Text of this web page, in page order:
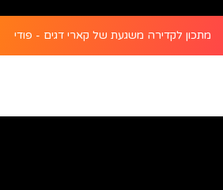
מתכון לקדירה משגעת של קארי דגים - פודי